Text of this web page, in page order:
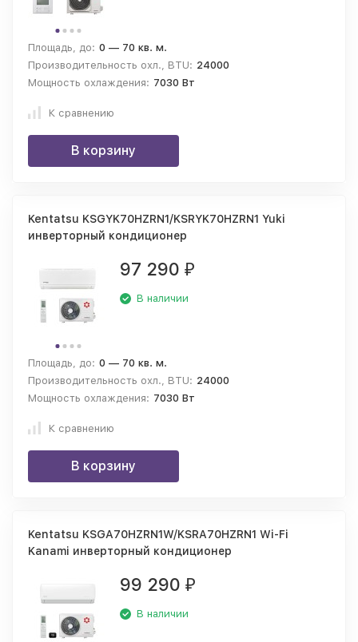
Площадь, до: 0 — 70 кв. м.
Производительность охл., BTU: 24000
Мощность охлаждения: 7030 Вт
К сравнению
В корзину
Kentatsu KSGYK70HZRN1/KSRYK70HZRN1 Yuki
инверторный кондиционер
97 290 ₽
В наличии
Площадь, до: 0 — 70 кв. м.
Производительность охл., BTU: 24000
Мощность охлаждения: 7030 Вт
К сравнению
В корзину
Kentatsu KSGA70HZRN1W/KSRA70HZRN1 Wi-Fi
Kanami инверторный кондиционер
99 290 ₽
В наличии